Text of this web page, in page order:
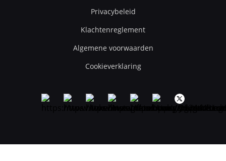
Privacybeleid
Klachtenreglement
Algemene voorwaarden
Cookieverklaring